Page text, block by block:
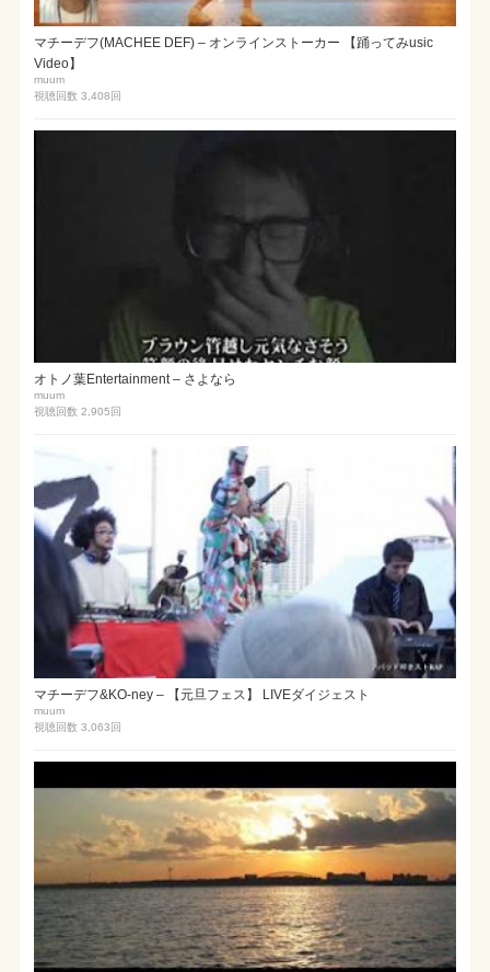
マチーデフ(MACHEE DEF) – オンラインストーカー 【踊ってみusic
Video】
muum
視聴回数 3,408 回
オトノ葉Entertainment – さよなら
muum
視聴回数 2,905 回
マチーデフ&KO-ney – 【元旦フェス】 LIVEダイジェスト
muum
視聴回数 3,063 回